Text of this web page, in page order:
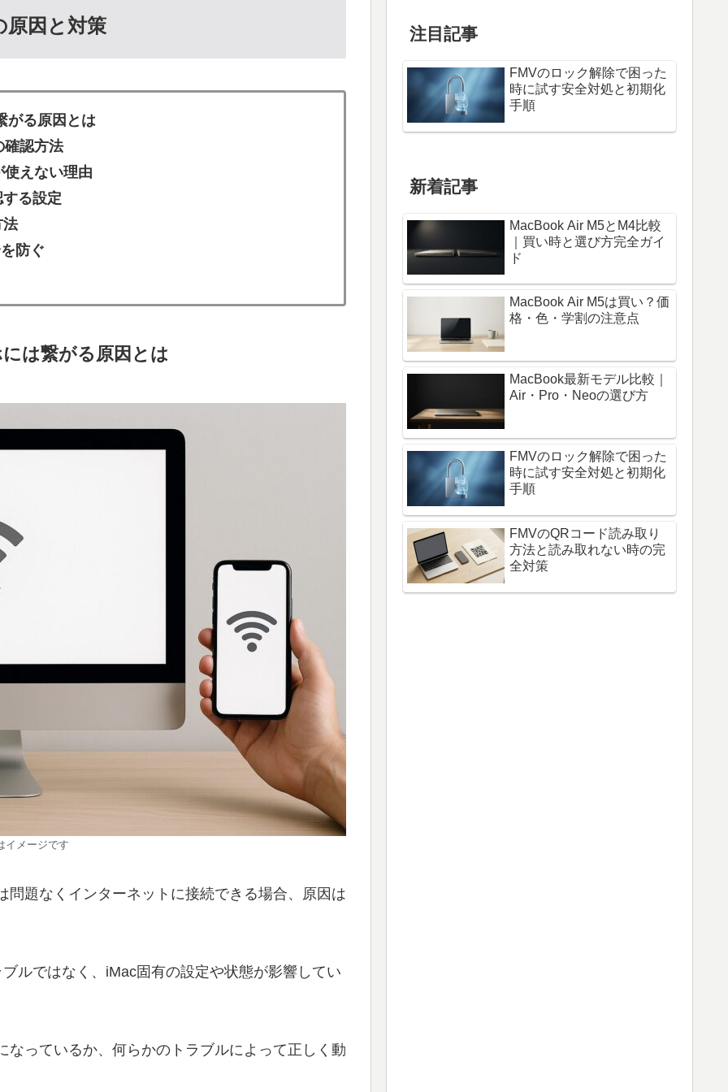
因と対策
がる原因とは
確認方法
えない理由
る設定
法
防ぐ
は繋がる原因とは
イメージです
題なくインターネットに接続できる場合、原因は
ルではなく、iMac固有の設定や状態が影響してい
っているか、何らかのトラブルによって正しく動
注目記事
FMVのロック解除で困った
時に試す安全対処と初期化
手順
新着記事
MacBook Air M5とM4比較
｜買い時と選び方完全ガイ
ド
MacBook Air M5は買い？価
格・色・学割の注意点
MacBook最新モデル比較｜
Air・Pro・Neoの選び方
FMVのロック解除で困った
時に試す安全対処と初期化
手順
FMVのQRコード読み取り
方法と読み取れない時の完
全対策